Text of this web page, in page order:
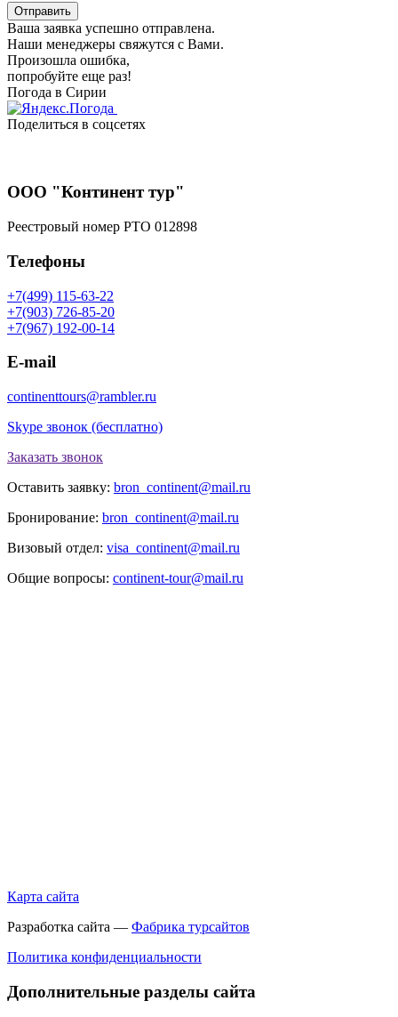
Отправить
Ваша заявка успешно отправлена.
Наши менеджеры свяжутся с Вами.
Произошла ошибка,
попробуйте еще раз!
Погода в Сирии
Поделиться в соцсетях
ООО "Континент тур"
Реестровый номер РТО 012898
Телефоны
+7(499) 115-63-22
+7(903) 726-85-20
+7(967) 192-00-14
E-mail
continenttours@rambler.ru
Skype звонок (бесплатно)
Заказать звонок
Оставить заявку: bron_continent@mail.ru
Бронирование: bron_continent@mail.ru
Визовый отдел: visa_continent@mail.ru
Общие вопросы: continent-tour@mail.ru
Карта сайта
Разработка сайта — Фабрика турсайтов
Политика конфиденциальности
Дополнительные разделы сайта